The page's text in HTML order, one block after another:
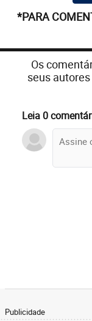
*PARA
Os
seus
Leia 0
Publicidade